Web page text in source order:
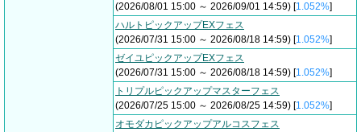
(2026/08/01 15:00 ～ 2026/09/01 14:59) [1.052%]
ハルトピックアップEXフェス
(2026/07/31 15:00 ～ 2026/08/18 14:59) [1.052%]
ゼイユピックアップEXフェス
(2026/07/31 15:00 ～ 2026/08/18 14:59) [1.052%]
トリプルピックアップマスターフェス
(2026/07/25 15:00 ～ 2026/08/25 14:59) [1.052%]
オモダカピックアップアルコスフェス